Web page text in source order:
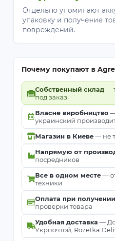
Отдельно упоминают
упаковку и получение
повреждений.
Почему покупают в
Собственный склад—
под заказ
Власне виробництво
украинский
Магазин в Киеве— не
Напрямую от
посредников
Все в одном месте—
техники
Оплата при получении
проверки товара
Удобная доставка —
Укрпочтой, Rozetka